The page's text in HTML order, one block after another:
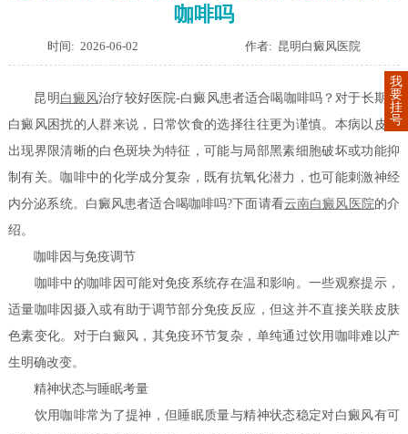
咖啡吗
时间: 2026-06-02 作者: 昆明白癜风医院
昆明 白癜风治疗较好医院-白癜风患者适合喝咖啡吗？对于长期受
白癜风困扰的人群来说，日常饮食的选择往往更为谨慎。本病以皮肤
出现界限清晰的白色斑块为特征，可能与局部黑素细胞破坏或功能抑
制有关。咖啡中的化学成分复杂，既有抗氧化潜力，也可能刺激神经
内分泌系统。白癜风患者适合喝咖啡吗?下面请看云南白癜风医院的介
绍。
咖啡因与免疫调节
咖啡中的咖啡因可能对免疫系统存在温和影响。一些观察提示，
适量咖啡因摄入或有助于调节部分免疫反应，但这并不直接关联皮肤
色素变化。对于白癜风，其免疫环节复杂，单纯通过饮用咖啡难以产
生明确改变。
精神状态与睡眠考量
饮用咖啡常为了提神，但睡眠质量与精神状态稳定对白癜风有可
我
要
挂
号